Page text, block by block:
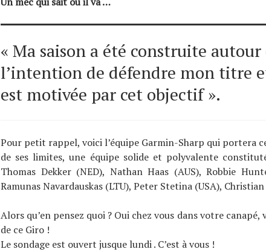
« Ma saison a été construite
l’intention de défendre mon titre
est motivée par cet objectif ».
Pour petit rappel, voici l’équipe Garmin-Sharp qui portera
de ses limites, une équipe solide et polyvalente
Thomas Dekker (NED), Nathan Haas (AUS), Robbie
Ramunas Navardauskas (LTU), Peter Stetina (USA), Christian
Alors qu’en pensez quoi ? Oui chez vous dans votre
de ce Giro !
Le sondage est ouvert jusque lundi . C’est à vous !